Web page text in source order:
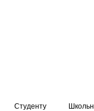
Студенту